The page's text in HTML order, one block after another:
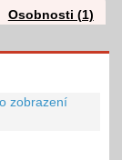
Osobnosti (1)
zobrazení